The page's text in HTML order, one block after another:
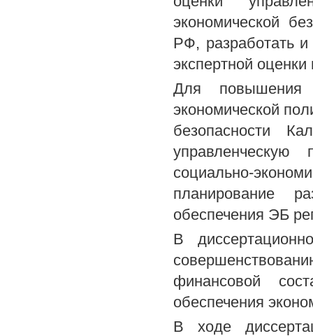
экономической
РФ, разработать
экспертной
Для повышения
экономической
безопасности
управленческую
социально-
планирование
обеспечения ЭБ
В
финансовой
обеспечения
В ходе